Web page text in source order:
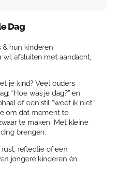
Dag
& hun kinderen
afsluiten met aandacht,
je kind? Veel ouders
“Hoe was je dag?” en
of een stil “weet ik niet”.
om dat moment te
te maken. Met kleine
brengen.
reflectie of een
jongere kinderen én